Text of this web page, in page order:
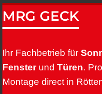
MRG GECK
Ihr Fachbetrieb für
Fensterund Türen.
Montage direct in